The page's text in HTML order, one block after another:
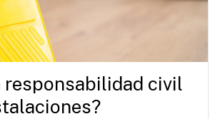
responsabilidad civil